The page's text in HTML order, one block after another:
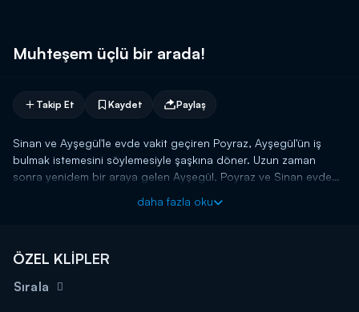
Muhteşem üçlü bir arada!
Takip Et Kaydet Paylaş
Sinan ve Ayşegül'le evde vakit geçiren Poyraz, Ayşegül'ün iş
bulmak istemesini söylemesiyle şaşkına döner. Uzun zaman
sonra yenidem bir araya gelen Ayşegül, Poyraz ve Sinan evde
dönmek istediğini belirten Ayşegül, Poyraz'ın tepkisiyle karşı
daha fazla oku
ÖZEL KLİPLER
Sırala